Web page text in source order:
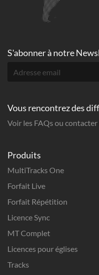
Produits
MultiTracks One
Forfait Live
Forfait Répétition
Licence Sync
MT Complet
Licences pour églises
Tracks
S'abonner à notre
Vous rencontrez des
Voir les FAQs ou